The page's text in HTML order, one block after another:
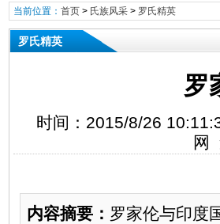
当前位置： 首页> 氏族风采> 罗氏精英
罗氏精英
罗
时间：2015/8/26
网
内容摘要： 罗家伦与印度